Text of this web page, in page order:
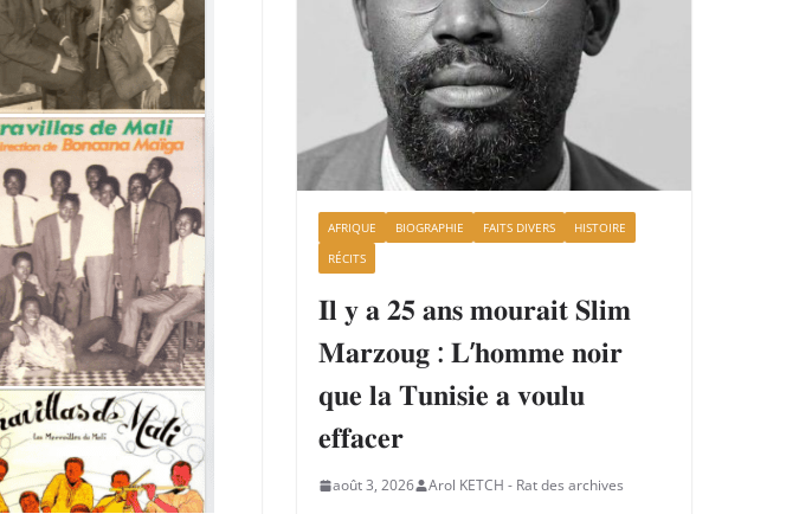
AFRIQUE BIOGRAPHIE FAITS DIVERS
HISTOIRE
RÉCITS
𝐈𝐥 𝐲 𝐚 𝟐𝟓 𝐚𝐧𝐬 𝐦𝐨𝐮𝐫𝐚𝐢𝐭 𝐒𝐥𝐢𝐦
𝐌𝐚𝐫𝐳𝐨𝐮𝐠 : 𝐋’𝐡𝐨𝐦𝐦𝐞 𝐧𝐨𝐢𝐫
𝐪𝐮𝐞 𝐥𝐚 𝐓𝐮𝐧𝐢𝐬𝐢𝐞 𝐚 𝐯𝐨𝐮𝐥𝐮
𝐞𝐟𝐟𝐚𝐜𝐞𝐫
août 3, 2026 Arol KETCH - Rat des archives